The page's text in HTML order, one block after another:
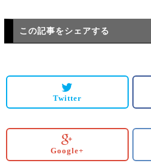
この記事をシェアする
Twitter
Google+